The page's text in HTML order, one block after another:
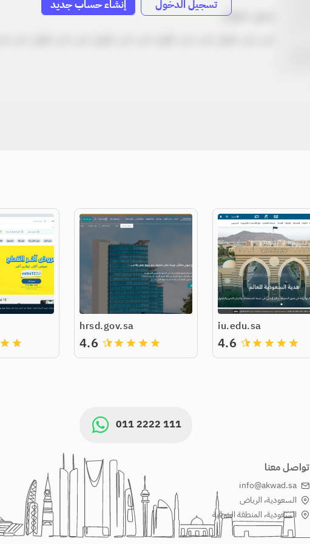
بدون عنوان
تسجيل الدخول إنشاء حساب جديد
iu.edu.sa
grade
grade
grade
grade
4.6
hrsd.gov.sa
grade
grade
grade
grade
4.6
grade
grade
011 2222 111
تواصل معنا
info@akwad.sa
السعودية، الرياض
السعودية، المنطقة الشرقية